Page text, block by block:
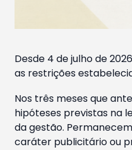
Desde 4 de julho de
as restrições
Nos três meses que
hipóteses previstas na
da gestão.
caráter publicitário ou